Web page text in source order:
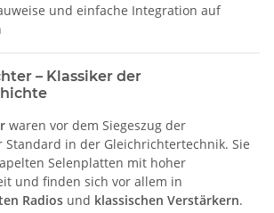
und einfache Integration auf
– Klassiker der
waren vor dem Siegeszug der
in der Gleichrichtertechnik. Sie
Selenplatten mit hoher
und finden sich vor allem in
Radios und klassischen Verstärkern.